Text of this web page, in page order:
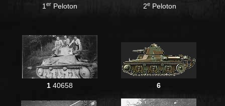
1 er Peloton 2ePeloton
1 40658 6